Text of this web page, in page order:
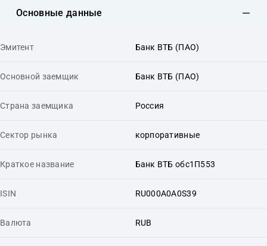
Основные данные
Эмитент Банк ВТБ (ПАО)
Основной заемщик Банк ВТБ (ПАО)
Страна заемщика Россия
Сектор рынка корпоративные
Краткое название Банк ВТБ обс1П553
ISIN RU000A0A0S39
Валюта RUB